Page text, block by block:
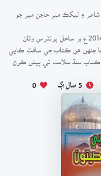
۽ ليکڪ مير حاجن مير جو
هي ڪتاب سچائي اشاعت گهر دڙو پاران 2014ع ۾ ساحل پرنٽرس وٽان
جنهن هن ڪتاب جي سافٽ ڪاپي
ڪتاب سنڌ سلامت تي پيش ڪرڻ
5 سال اڳ 0